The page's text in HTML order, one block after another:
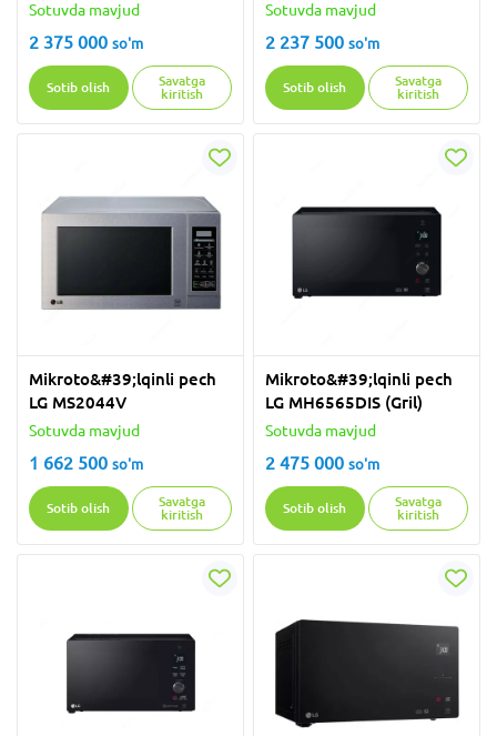
Sotuvda mavjud
2 375 000 so'm
Sotib olish
Savatga
kiritish
Sotuvda mavjud
2 237 500 so'm
Sotib olish
Savatga
kiritish
Mikroto&#39;lqinli pech
LG MS2044V
Sotuvda mavjud
1 662 500 so'm
Sotib olish
Savatga
kiritish
Mikroto&#39;lqinli pech
LG MH6565DIS (Gril)
Sotuvda mavjud
2 475 000 so'm
Sotib olish
Savatga
kiritish